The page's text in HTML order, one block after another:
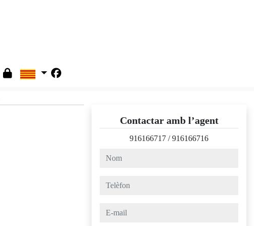
Contactar amb l’agent
916166717 /916166716
nom
telèfon
e-mail